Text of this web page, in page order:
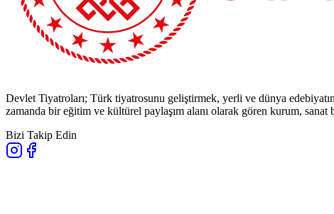
Devlet Tiyatroları; Türk tiyatrosunu geliştirmek, yerli ve dünya
zamanda bir eğitim ve kültürel paylaşım alanı olarak gören kurum,
Bizi Takip Edin